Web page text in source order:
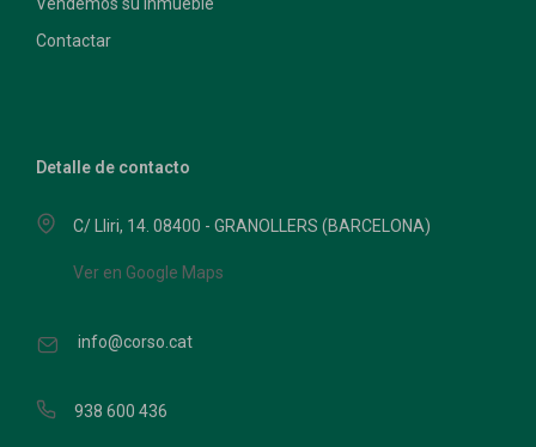
Contactar
Detalle de contacto
C/ Lliri, 14. 08400 - GRANOLLERS (BARCELONA)
Ver en Google Maps
info@corso.cat
938 600 436